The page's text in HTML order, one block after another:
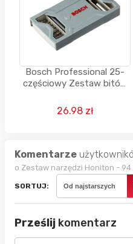
Bosch Professional 25-
częściowy Zestaw bitów
26.98 zł
Komentarze
o Zestaw narzędzi Honiton -
SORTUJ: Od najstarszych
Prześlij komentarz